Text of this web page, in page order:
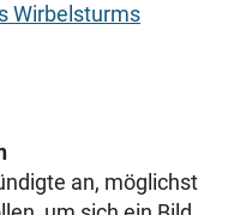
Wirbelsturms
an, möglichst